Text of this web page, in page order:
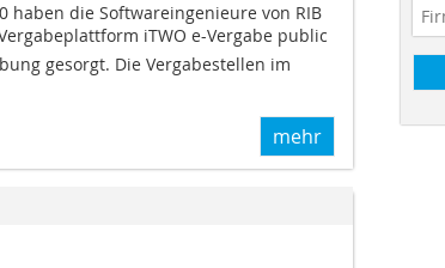
haben die Softwareingenieure von RIB
iTWO e-Vergabe public
gesorgt. Die Vergabestellen im
mehr